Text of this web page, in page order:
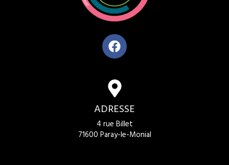
ADRESSE
4 rue Billet
71600 Paray-le-Monial